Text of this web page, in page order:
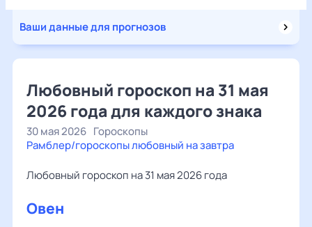
Ваши данные для прогнозов
Любовный гороскоп на 31 мая
2026 года для каждого знака
30 мая 2026 Гороскопы
Рамблер/гороскопы любовный на завтра
Любовный гороскоп на 31 мая 2026 года
Овен